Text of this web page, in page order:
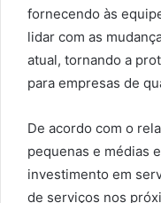
fornecendo às
lidar com as
atual, tornando a
para empresas de
De acordo com o
pequenas e médias
investimento em
de serviços nos